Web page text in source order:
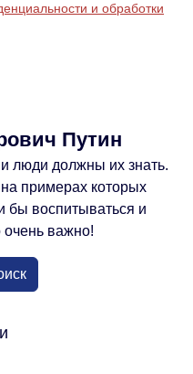
и обработки
Путин
люди должны их знать.
примерах которых
бы воспитываться и
очень важно!